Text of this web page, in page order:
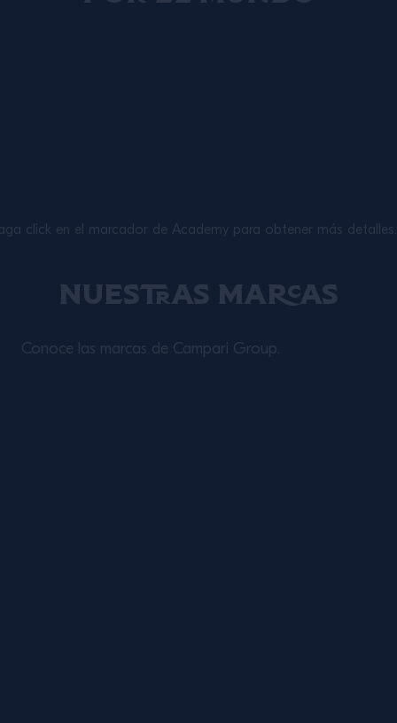
click en el marcador de Academy para obtener más detalles.
Nuestras marcas
Conoce las marcas de Campari Group.